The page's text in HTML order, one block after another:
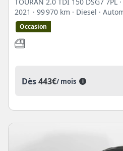
2021 · 99 970 km · Diesel ·
Occasion
Dès443€/ mois i